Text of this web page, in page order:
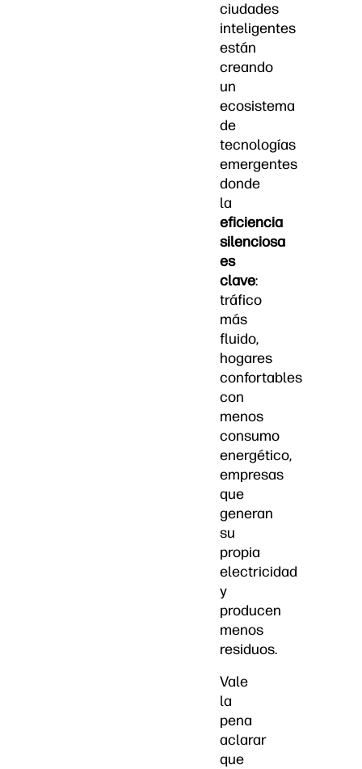
ciudades
inteligentes
están
creando
un
ecosistema
de
tecnologías
emergentes
donde
la
eficiencia
silenciosa
es
clave:
tráfico
más
fluido,
hogares
confortables
con
menos
consumo
energético,
empresas
que
generan
su
propia
electricidad
y
producen
menos
residuos.
Vale
la
pena
aclarar
que